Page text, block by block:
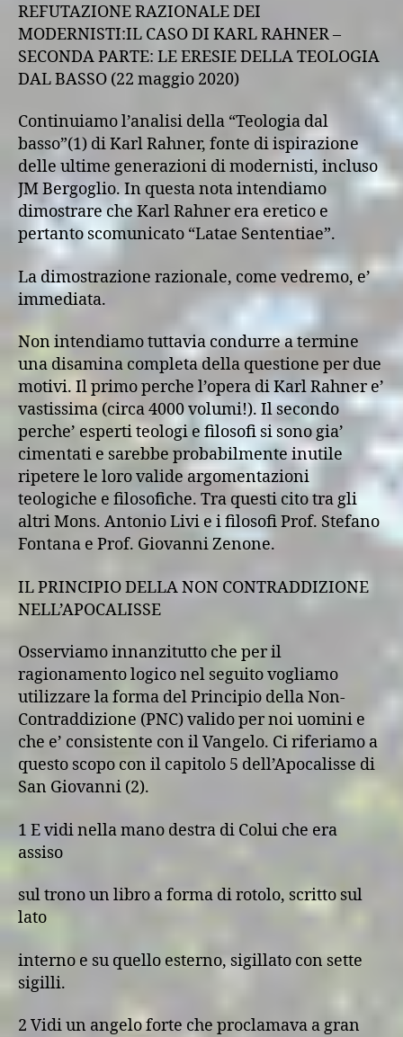
REFUTAZIONE RAZIONALE DEI
MODERNISTI:IL CASO DI KARL RAHNER –
SECONDA PARTE: LE ERESIE DELLA TEOLOGIA
DAL BASSO (22 maggio 2020)
Continuiamo l’analisi della “Teologia dal
basso”(1) di Karl Rahner, fonte di ispirazione
delle ultime generazioni di modernisti, incluso
JM Bergoglio. In questa nota intendiamo
dimostrare che Karl Rahner era eretico e
pertanto scomunicato “Latae Sententiae”.
La dimostrazione razionale, come vedremo, e’
immediata.
Non intendiamo tuttavia condurre a termine
una disamina completa della questione per due
motivi. Il primo perche l’opera di Karl Rahner e’
vastissima (circa 4000 volumi!). Il secondo
perche’ esperti teologi e filosofi si sono gia’
cimentati e sarebbe probabilmente inutile
ripetere le loro valide argomentazioni
teologiche e filosofiche. Tra questi cito tra gli
altri Mons. Antonio Livi e i filosofi Prof. Stefano
Fontana e Prof. Giovanni Zenone.
IL PRINCIPIO DELLA NON CONTRADDIZIONE
NELL’APOCALISSE
Osserviamo innanzitutto che per il
ragionamento logico nel seguito vogliamo
utilizzare la forma del Principio della Non-
Contraddizione (PNC) valido per noi uomini e
che e’ consistente con il Vangelo. Ci riferiamo a
questo scopo con il capitolo 5 dell’Apocalisse di
San Giovanni (2).
1 E vidi nella mano destra di Colui che era
assiso
sul trono un libro a forma di rotolo, scritto sul
lato
interno e su quello esterno, sigillato con sette
sigilli.
2 Vidi un angelo forte che proclamava a gran